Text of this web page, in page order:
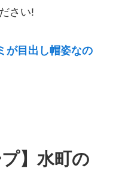
さい!
が目出し帽姿なの
】水町の